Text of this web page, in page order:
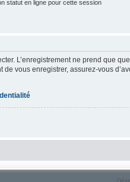
statut en ligne pour cette session
L’enregistrement ne prend que
vous enregistrer, assurez-vous